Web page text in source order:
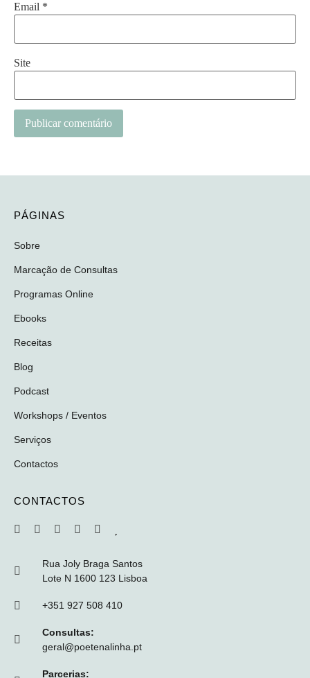
Email *
Site
PÁGINAS
Sobre
Marcação de Consultas
Programas Online
Ebooks
Receitas
Blog
Podcast
Workshops / Eventos
Serviços
Contactos
CONTACTOS
Rua Joly Braga Santos
Lote N 1600 123 Lisboa
+351 927 508 410
Consultas:
geral@poetenalinha.pt
Parcerias: